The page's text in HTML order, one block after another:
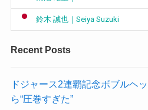
鈴木 誠也｜Seiya Suzuki
Recent Posts
ドジャース2連覇記念ボブルヘ
ら“圧巻すぎた”